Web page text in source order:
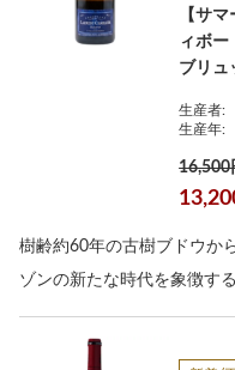
【サ
ィボー
ブリュ
生産者:
生産年:
16,500
樹齢約60年の古樹ブドウか
ゾンの新たな時代を象徴す